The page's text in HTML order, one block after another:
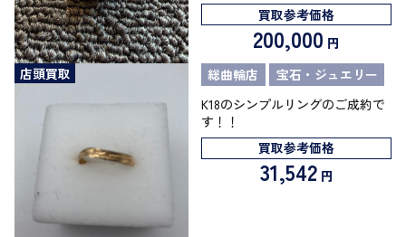
買取参考価格
200,000 円
店頭買取
総曲輪店
宝石・ジュエリー
K18のシンプルリングのご成約で
す！！
買取参考価格
31,542 円